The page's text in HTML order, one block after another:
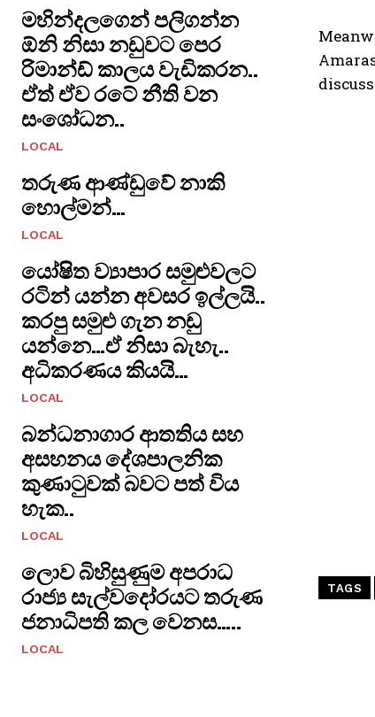
මහින්දලගෙන් පලිගන්න
ඕනි නිසා නඩුවට පෙර
රිමාන්ඩ් කාලය වැඩිකරන..
ඒත් ඒව රටේ නීති වන
සංශෝධන..
LOCAL
තරුණ ආණ්ඩුවේ නාකි
හොල්මන්…
LOCAL
යෝෂිත ව්‍යාපාර සමුළුවලට
රටින් යන්න අවසර ඉල්ලයි..
කරපු සමුළු ගැන නඩු
යන්නෙ…ඒ නිසා බැහැ..
අධිකරණය කියයි…
LOCAL
​බන්ධනාගාර ආතතිය සහ
අසහනය දේශපාලනික
කුණාටුවක් බවට පත් විය
හැක..
LOCAL
ලොව බිහිසුණුම අපරාධ
රාජ්‍ය සැල්වදෝරයට තරුණ
ජනාධිපති කල වෙනස…..
LOCAL
TAGS